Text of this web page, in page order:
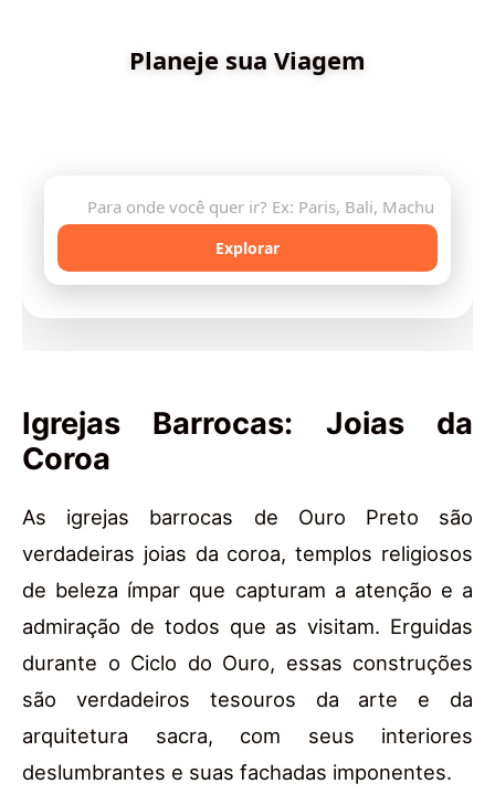
Planeje sua Viagem
Explorar
Igrejas Barrocas: Joias da
Coroa
As igrejas barrocas de Ouro Preto são
verdadeiras joias da coroa, templos religiosos
de beleza ímpar que capturam a atenção e a
admiração de todos que as visitam. Erguidas
durante o Ciclo do Ouro, essas construções
são verdadeiros tesouros da arte e da
arquitetura sacra, com seus interiores
deslumbrantes e suas fachadas imponentes.